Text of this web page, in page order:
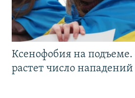
Ксенофобия на
растет число